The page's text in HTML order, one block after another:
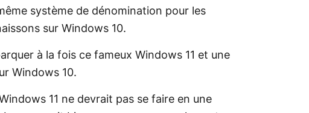
système de dénomination pour les
sur Windows 10.
à la fois ce fameux Windows 11 et une
Windows 10.
11 ne devrait pas se faire en une